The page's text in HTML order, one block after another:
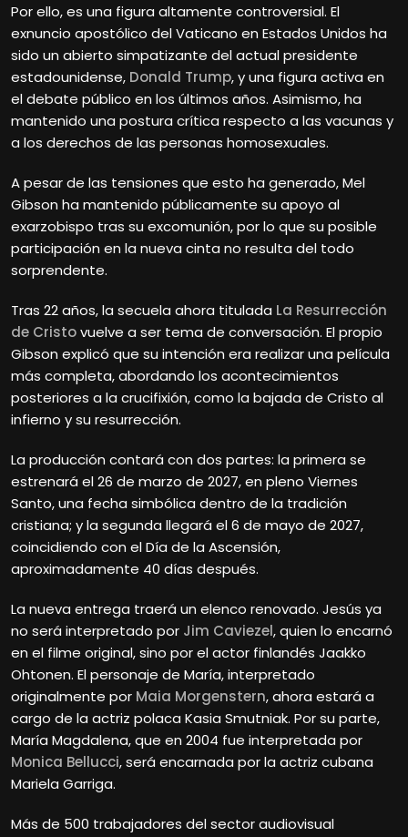
Por ello, es una figura altamente controversial. El
exnuncio apostólico del Vaticano en Estados Unidos ha
sido un abierto simpatizante del actual presidente
estadounidense, Donald Trump, y una figura activa en
el debate público en los últimos años. Asimismo, ha
mantenido una postura crítica respecto a las vacunas y
a los derechos de las personas homosexuales.
A pesar de las tensiones que esto ha generado, Mel
Gibson ha mantenido públicamente su apoyo al
exarzobispo tras su excomunión, por lo que su posible
participación en la nueva cinta no resulta del todo
sorprendente.
Tras 22 años, la secuela ahora titulada La Resurrección
de Cristovuelve a ser tema de conversación. El propio
Gibson explicó que su intención era realizar una película
más completa, abordando los acontecimientos
posteriores a la crucifixión, como la bajada de Cristo al
infierno y su resurrección.
La producción contará con dos partes: la primera se
estrenará el 26 de marzo de 2027, en pleno Viernes
Santo, una fecha simbólica dentro de la tradición
cristiana; y la segunda llegará el 6 de mayo de 2027,
coincidiendo con el Día de la Ascensión,
aproximadamente 40 días después.
La nueva entrega traerá un elenco renovado. Jesús ya
no será interpretado por Jim Caviezel, quien lo encarnó
en el filme original, sino por el actor finlandés Jaakko
Ohtonen. El personaje de María, interpretado
originalmente por Maia Morgenstern, ahora estará a
cargo de la actriz polaca Kasia Smutniak. Por su parte,
María Magdalena, que en 2004 fue interpretada por
Monica Bellucci, será encarnada por la actriz cubana
Mariela Garriga.
Más de 500 trabajadores del sector audiovisual